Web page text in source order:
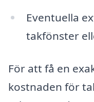
Eventuella
takfönster
För att få en
kostnaden för